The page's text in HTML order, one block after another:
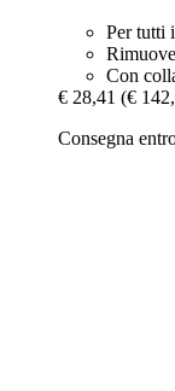
Per tutti
Con
€ 28,41 (€
Consegna